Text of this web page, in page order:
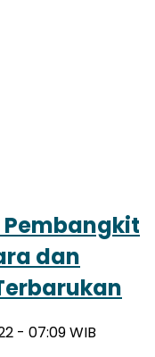
Pembangkit
dan
- 07:09 WIB